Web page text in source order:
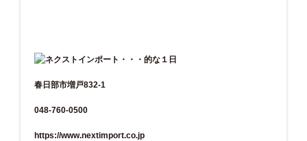
春日部市増戸832-1
048-760-0500
https://www.nextimport.co.jp